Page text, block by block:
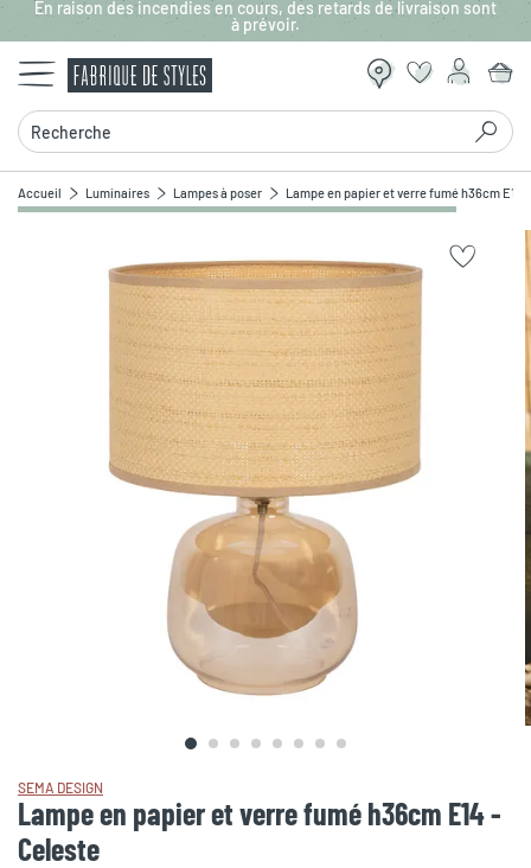
Aller au contenu principal
En raison des incendies en cours, des retards de livraison sont
à prévoir.
Recherche
Accueil Luminaires Lampes à poser Lampe en papier et verre fumé h36cm E14
Zoomer sur l'image
SEMA DESIGN
Lampe en papier et verre fumé h36cm E14 -
Celeste